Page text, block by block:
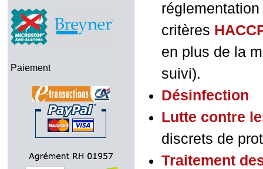
Paiement
critères
en plus de la
suivi).
Désinfection
Lutte contre
discrets de
Traitement